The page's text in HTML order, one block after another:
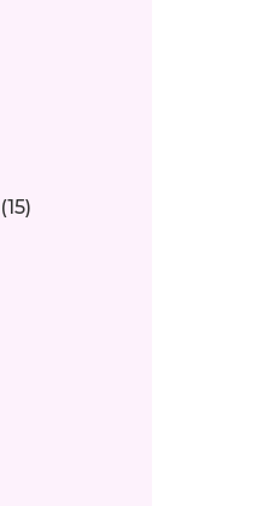
(15)